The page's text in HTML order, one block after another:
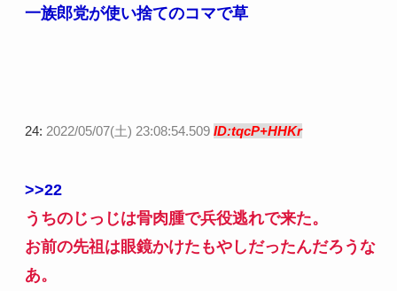
一族郎党が使い捨てのコマで草
24: 2022/05/07(土) 23:08:54.509 ID:tqcP+HHKr
>>22
うちのじっじは骨肉腫で兵役逃れで来た。
お前の先祖は眼鏡かけたもやしだったんだろうな
あ。